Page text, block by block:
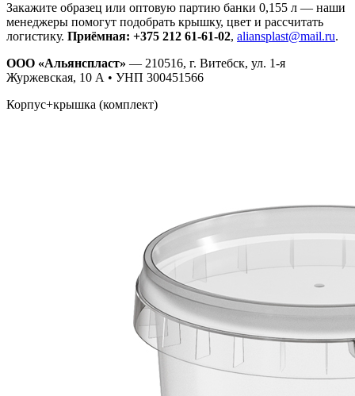
Закажите образец или оптовую партию банки 0,155 л — наши
менеджеры помогут подобрать крышку, цвет и рассчитать
логистику. Приёмная: +375 212 61-61-02, aliansplast@mail.ru.
ООО «Альянспласт» — 210516, г. Витебск, ул. 1-я
Журжевская, 10 А • УНП 300451566
Корпус+крышка (комплект)